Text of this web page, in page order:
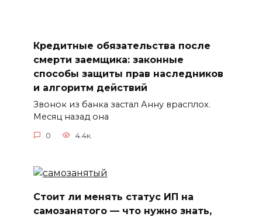
Кредитные обязательства после
смерти заемщика: законные
способы защиты прав наследников
и алгоритм действий
Звонок из банка застал Анну врасплох.
Месяц назад она
0 4.4к.
Стоит ли менять статус ИП на
самозанятого — что нужно знать,